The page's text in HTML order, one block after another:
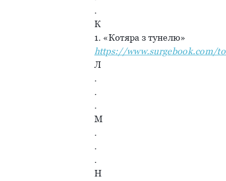
.
К
1. «Котяра з тунелю»
https://www.surgebook.com/
Л
.
.
.
М
.
.
.
Н